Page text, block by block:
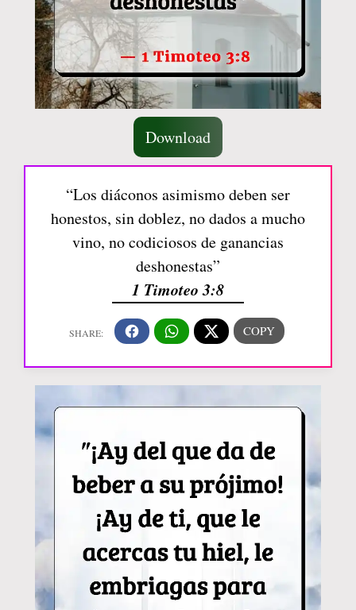
Download
“Los diáconos asimismo deben ser
honestos, sin doblez, no dados a mucho
vino, no codiciosos de ganancias
deshonestas”
1 Timoteo 3:8